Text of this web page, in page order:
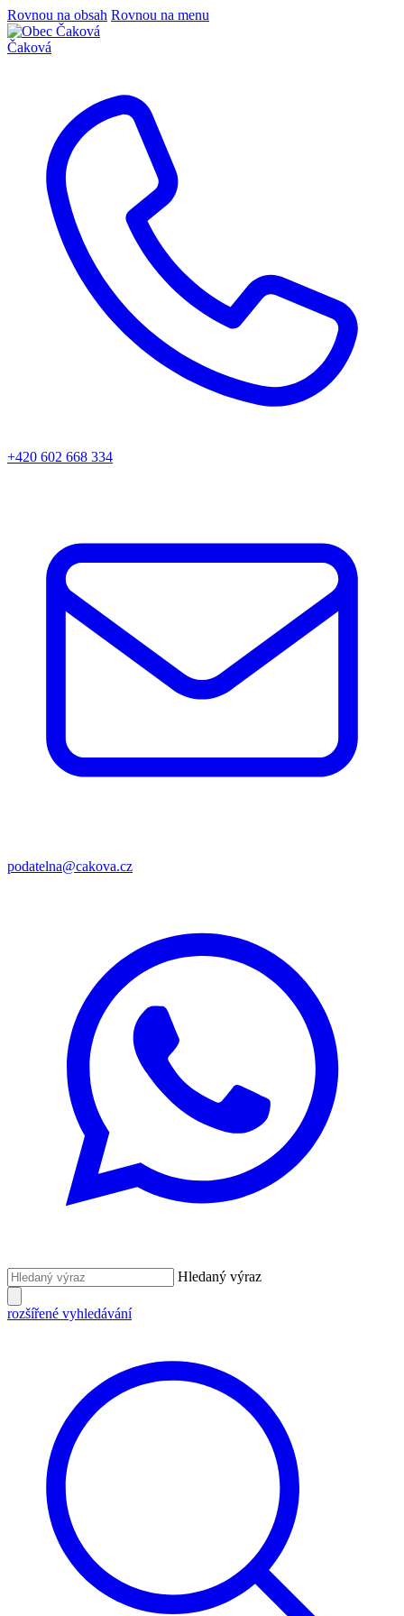
Rovnou na obsah Rovnou na menu
Čaková
+420 602 668 334
podatelna@cakova.cz
Hledaný výraz
rozšířené vyhledávání